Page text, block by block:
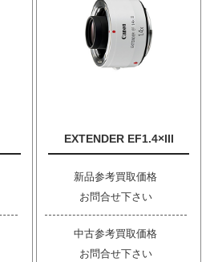
EXTENDER EF1.4×III
新品参考買取価格
お問合せ下さい
中古参考買取価格
お問合せ下さい